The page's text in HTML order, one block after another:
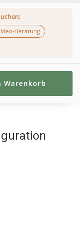
Beratung
Warenkorb